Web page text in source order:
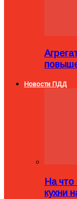
Новости ПДД
На что
кухни